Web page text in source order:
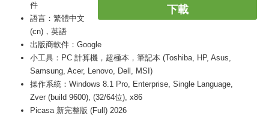
下載
件
語言：繁體中文
(cn)，英語
出版商軟件：Google
小工具：PC 計算機，超極本，筆記本 (Toshiba, HP, Asus,
Samsung, Acer, Lenovo, Dell, MSI)
操作系統：Windows 8.1 Pro, Enterprise, Single Language,
Zver (build 9600), (32/64位), x86
Picasa 新完整版 (Full) 2026